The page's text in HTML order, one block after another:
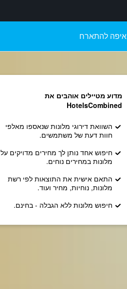
איפה להתארח
מדוע מטיילים אוהבים את
HotelsCombined
השוואת דירוגי מלונות שנאספו מאלפי
חוות דעת של משתמשים.
חיפוש אחד נותן לך מחירים מדויקים על
מלונות במחירים נוחים.
התאם אישית את התוצאות לפי רשת
מלונות, נוחיות, מחיר ועוד.
חיפוש מלונות ללא הגבלה - בחינם.